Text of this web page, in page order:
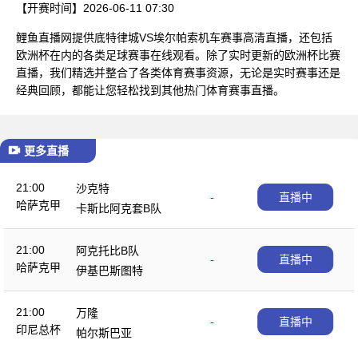
【开赛时间】 2026-06-11 07:30
鲤鱼直播网提供底特律城VS埃尔帕索机车赛事高清直播，还包括
欧洲杯在内的各类足球赛事在线观看。除了实时更新的欧洲杯比赛
直播，我们精选并整合了各类体育赛事资源，无论是实时赛事还是
经典回顾，都能让您轻松找到其他热门体育赛事直播。
更多直播
21:00
哈萨克甲
沙克特
-
卡斯比阿克套B队
直播中
21:00
哈萨克甲
阿克托比B队
-
伊基巴斯图特
直播中
21:00
印尼总杯
万隆
-
帕尔斯巴亚
直播中